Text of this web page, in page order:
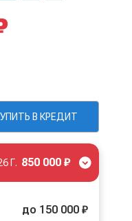
В КРЕДИТ
Г. 850 000 ₽
до 150 000 ₽